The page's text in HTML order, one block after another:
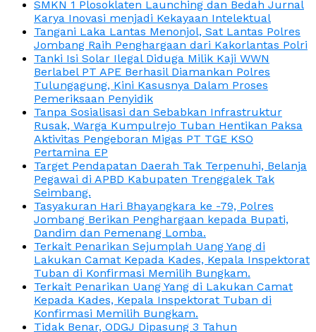
SMKN 1 Plosoklaten Launching dan Bedah Jurnal
Karya Inovasi menjadi Kekayaan Intelektual
Tangani Laka Lantas Menonjol, Sat Lantas Polres
Jombang Raih Penghargaan dari Kakorlantas Polri
Tanki Isi Solar Ilegal Diduga Milik Kaji WWN
Berlabel PT APE Berhasil Diamankan Polres
Tulungagung, Kini Kasusnya Dalam Proses
Pemeriksaan Penyidik
Tanpa Sosialisasi dan Sebabkan Infrastruktur
Rusak, Warga Kumpulrejo Tuban Hentikan Paksa
Aktivitas Pengeboran Migas PT TGE KSO
Pertamina EP
Target Pendapatan Daerah Tak Terpenuhi, Belanja
Pegawai di APBD Kabupaten Trenggalek Tak
Seimbang.
Tasyakuran Hari Bhayangkara ke -79, Polres
Jombang Berikan Penghargaan kepada Bupati,
Dandim dan Pemenang Lomba.
Terkait Penarikan Sejumplah Uang Yang di
Lakukan Camat Kepada Kades, Kepala Inspektorat
Tuban di Konfirmasi Memilih Bungkam.
Terkait Penarikan Uang Yang di Lakukan Camat
Kepada Kades, Kepala Inspektorat Tuban di
Konfirmasi Memilih Bungkam.
Tidak Benar, ODGJ Dipasung 3 Tahun